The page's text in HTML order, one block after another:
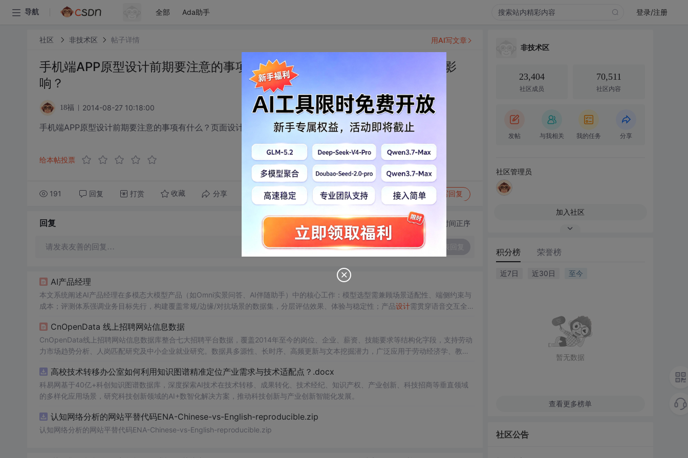
导航 全部 Ada助手 登录/注册
社区 非技术区 帖子详情
手机端APP原型设计前期要注意的事项有什么？页面设计过多往后会有什么影
响？
18福 2014-08-27 10:18:00
手机端APP原型设计前期要注意的事项有什么？页面设计过多往后会有什么影响？
给本帖投票
191 回复 打赏 收藏 分享 转发到动态 举报 写回复
用AI写文章
回复 切换为时间正序
请发表友善的回复…
AI产品经理
本文系统阐述AI产品经理在多模态大模型产品（如Omni实景问答、AI伴随助手）中的核心工作：模型选型需兼顾场景适配性、端侧约束与
成本；评测体系强调业务目标先行，构建覆盖常规/边缘/对抗场景的数据集，分层评估效果、体验与稳定性；产品设计需贯穿语音交互全链
时延与幻觉控制。
CnOpenData 线上招聘网站信息数据
CnOpenData线上招聘网站信息数据库整合七大招聘平台数据，覆盖2014年至今的岗位、企业、薪资、技能要求等结构化字段，支持劳动
力市场趋势分析、人岗匹配研究及中小企业就业研究。数据具多源性、长时序、高频更新与文本挖掘潜力，广泛应用于劳动经济学、教育
高校技术转移办公室如何利用知识图谱精准定位产业需求与技术适配点？.docx
科易网基于40亿+科创知识图谱数据库，深度探索AI技术在技术转移、成果转化、技术经纪、知识产权、产业创新、科技招商等垂直领域
的多样化应用场景，研究科技创新领域的AI+数智化解决方案，推动科技创新与产业创新智能化发展。
认知网络分析的网站平替代码ENA-Chinese-vs-English-reproducible.zip
认知网络分析的网站平替代码ENA-Chinese-vs-English-reproducible.zip
非技术区
23,404
社区成员
70,511
社区内容
发帖 与我相关 我的任务 分享
社区管理员
加入社区
积分榜 荣誉榜
近7日 近30日 至今
暂无数据
查看更多榜单
社区公告